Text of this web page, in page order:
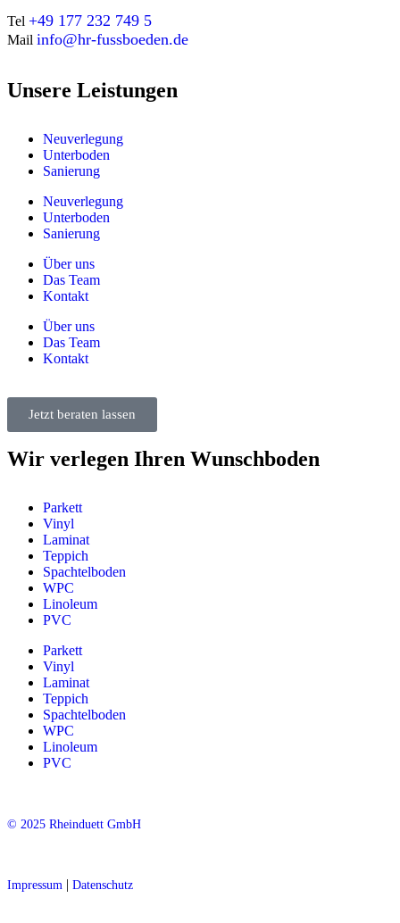
Tel +49 177 232 749 5
Mail info@hr-fussboeden.de
Unsere Leistungen
Neuverlegung
Unterboden
Sanierung
Neuverlegung
Unterboden
Sanierung
Über uns
Das Team
Kontakt
Über uns
Das Team
Kontakt
Jetzt beraten lassen
Wir verlegen Ihren Wunschboden
Parkett
Vinyl
Laminat
Teppich
Spachtelboden
WPC
Linoleum
PVC
Parkett
Vinyl
Laminat
Teppich
Spachtelboden
WPC
Linoleum
PVC
© 2025 Rheinduett GmbH
Impressum | Datenschutz